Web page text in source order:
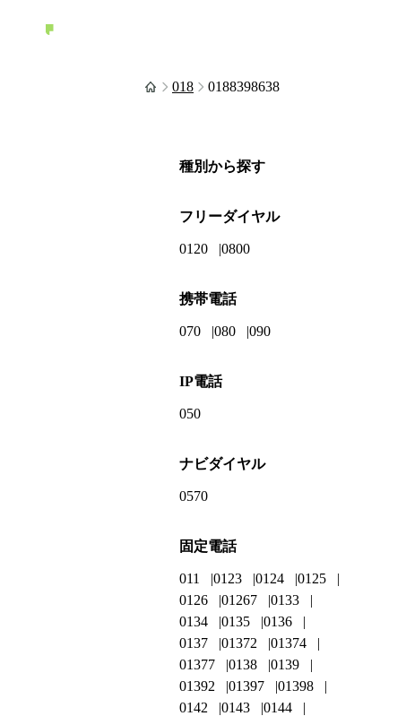
018 0188398638
種別から探す
フリーダイヤル
0120 0800
携帯電話
070 080 090
IP電話
050
ナビダイヤル
0570
固定電話
011 0123 0124
0125
0126
01267
0133
0134
0135
0136
0137
01372
01374
01377
0138
0139
01392
01397
01398
0142
0143
0144